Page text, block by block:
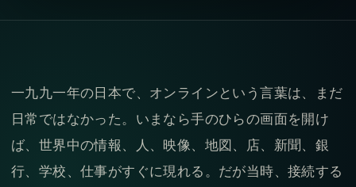
一九九一年の日本で、オンラインという言葉は、まだ
日常ではなかった。いまなら手のひらの画面を開け
ば、世界中の情報、人、映像、地図、店、新聞、銀
行、学校、仕事がすぐに現れる。だが当時、接続する